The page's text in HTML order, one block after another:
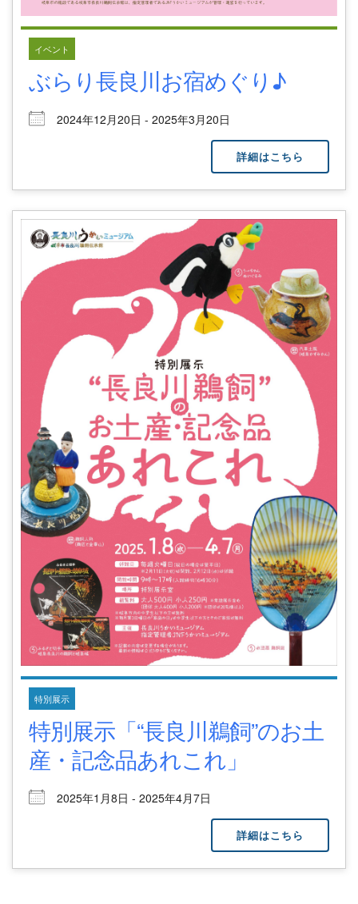
イベント
ぶらり長良川お宿めぐり♪
2024年12月20日 - 2025年3月20日
詳細はこちら
特別展示
特別展示「“長良川鵜飼”のお土
産・記念品あれこれ」
2025年1月8日 - 2025年4月7日
詳細はこちら